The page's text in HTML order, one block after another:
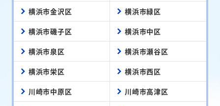
横浜市金沢区 横浜市緑区
横浜市磯子区 横浜市中区
横浜市泉区 横浜市瀬谷区
横浜市栄区 横浜市西区
川崎市中原区 川崎市高津区